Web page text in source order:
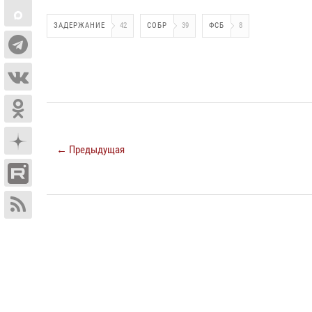
ЗАДЕРЖАНИЕ 42 СОБР 39 ФСБ 8
← Предыдущая